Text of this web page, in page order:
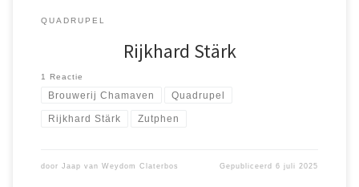
QUADRUPEL
Rijkhard Stärk
1 Reactie
Brouwerij Chamaven Quadrupel
Rijkhard Stärk Zutphen
door Jaap van Weydom Claterbos Gepubliceerd6 juli 2025